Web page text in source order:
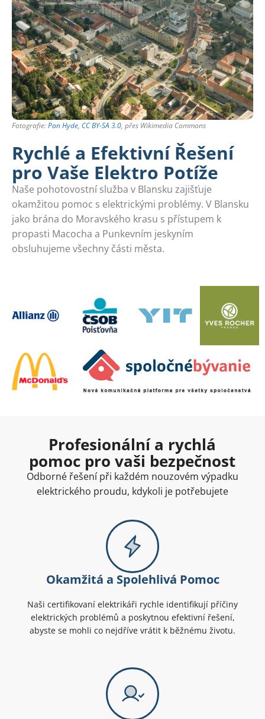
Fotografie:Pan Hyde, CC BY-SA 3.0, přes Wikimedia Commons
Rychlé a Efektivní Řešení
pro Vaše Elektro Potíže
Naše pohotovostní služba v Blansku zajišťuje
okamžitou pomoc s elektrickými problémy. V Blansku
jako brána do Moravského krasu s přístupem k
propasti Macocha a Punkevním jeskyním
obsluhujeme všechny části města.
Profesionální a rychlá
pomoc pro vaši bezpečnost
Odborné řešení při každém nouzovém výpadku
elektrického proudu, kdykoli je potřebujete
Okamžitá a Spolehlivá Pomoc
Naši certifikovaní elektrikáři rychle identifikují příčiny
elektrických problémů a poskytnou efektivní řešení,
abyste se mohli co nejdříve vrátit k běžnému životu.